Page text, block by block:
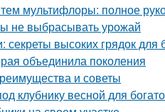
мультифлоры: полное
не выбрасывать урожай
высоких грядок для
объединила поколения
и советы
клубнику весной для